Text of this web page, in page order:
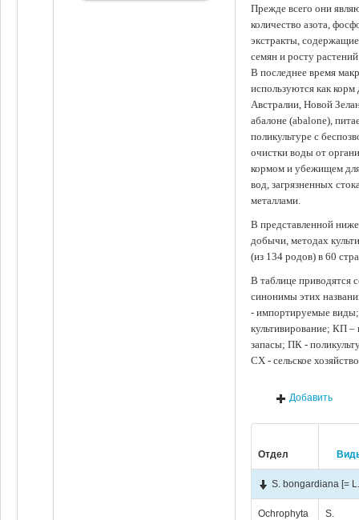
Прежде всего они
количество азота,
экстракты,
семян и росту
В последнее время
используются как
Австралии, Новой
абалоне (abalone),
поликультуре с
очистки воды от
кормом и убежищем
вод, загрязненных
металлами.
В представленной
добычи, методах
(из 134 родов) в 60
В таблице приводятся
синонимы этих
- импортируемые
культивирование; КП
запасы; ПК -
СХ - сельское
Добавить
Отдел
S. bongardiana [=
Ochrophyta
S.